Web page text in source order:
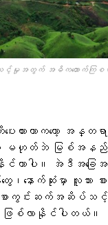
မှုအတွက် အဓိက​ထောက်ကြစရာဖ
းထားတာကတော့ အန္တရ
ပဲ မဟုတ်ဘဲ မြစ်အနည်
ာပါ။ အဲဒီအခြေအန
၊နောက်ဆုံးမှာ လူသား
ာကွင်းဆက်အဆိပ်သင့်မှု
ဖြစ်လာနိုင်ပါတယ်။